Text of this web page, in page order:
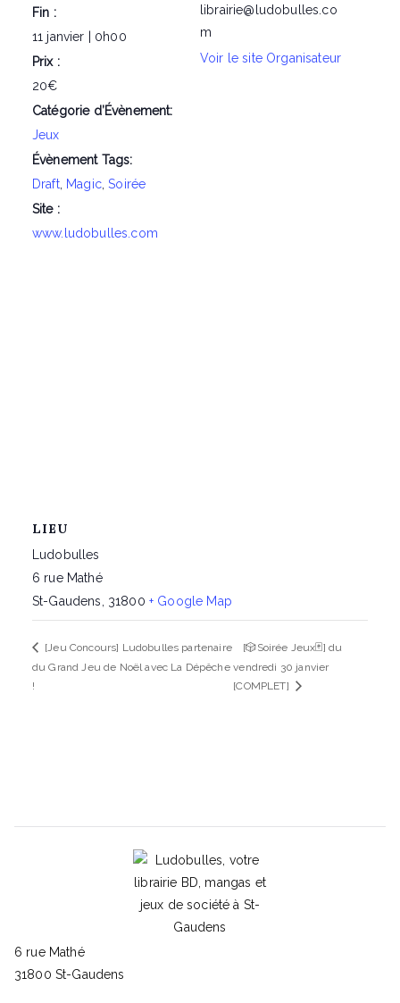
Fin :
11 janvier | 0h00
Prix :
20€
Catégorie d’Évènement:
Jeux
Évènement Tags:
Draft, Magic,Soirée
Site :
www.ludobulles.com
librairie@ludobulles.co
m
Voir le site Organisateur
LIEU
Ludobulles
6 rue Mathé
St-Gaudens
31800 + Google Map
[Jeu Concours] Ludobulles partenaire
du Grand Jeu de Noël avec La Dépêche
!
[🎲Soirée Jeux🃏] du
vendredi 30 janvier
[COMPLET]
6 rue Mathé
31800 St-Gaudens